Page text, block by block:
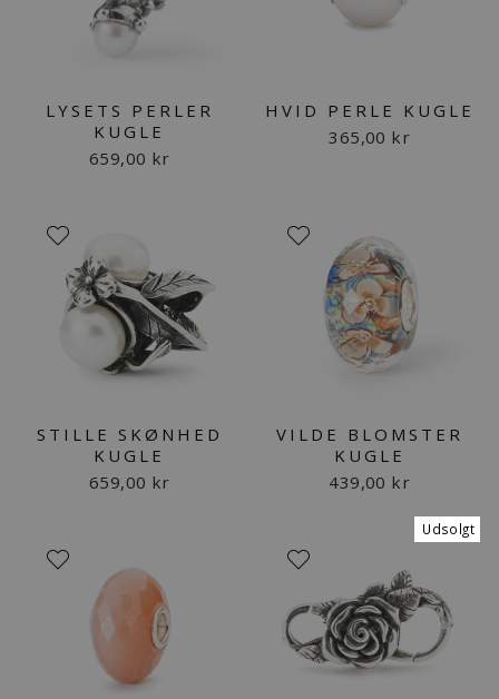
LYSETS PERLER
KUGLE
659,00 kr
HVID PERLE KUGLE
365,00 kr
STILLE SKØNHED
KUGLE
659,00 kr
VILDE BLOMSTER
KUGLE
439,00 kr
Udsolgt